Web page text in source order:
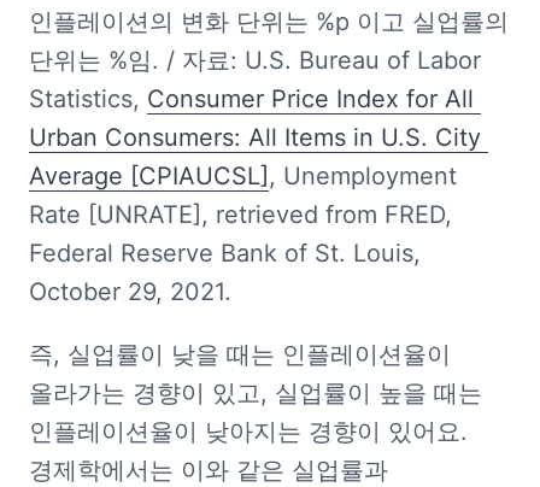
인플레이션의 변화 단위는 %p 이고 실업률의
단위는 %임. / 자료: U.S. Bureau of Labor
Statistics, Consumer Price Index for All
Urban Consumers: All Items in U.S. City
Average [CPIAUCSL] , Unemployment
Rate [UNRATE], retrieved from FRED,
Federal Reserve Bank of St. Louis,
October 29, 2021.
즉, 실업률이 낮을 때는 인플레이션율이
올라가는 경향이 있고, 실업률이 높을 때는
인플레이션율이 낮아지는 경향이 있어요.
경제학에서는 이와 같은 실업률과